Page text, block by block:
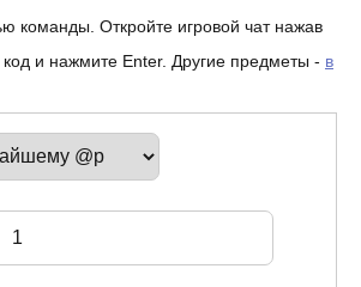
команды. Откройте игровой чат нажав
код и нажмите Enter. Другие предметы - в